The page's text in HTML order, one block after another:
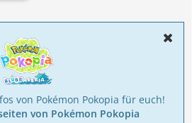
von Pokémon Pokopia für euch!
von Pokémon Pokopia